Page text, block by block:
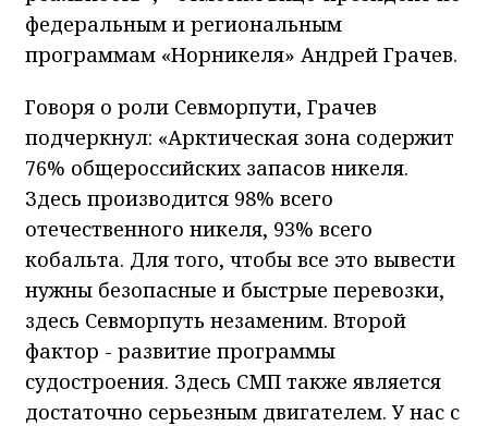
федеральным и региональным
программам «Норникеля» Андрей Грачев.
Говоря о роли Севморпути, Грачев
подчеркнул: «Арктическая зона содержит
76% общероссийских запасов никеля.
Здесь производится 98% всего
отечественного никеля, 93% всего
кобальта. Для того, чтобы все это вывести
нужны безопасные и быстрые перевозки,
здесь Севморпуть незаменим. Второй
фактор - развитие программы
судостроения. Здесь СМП также является
достаточно серьезным двигателем. У нас с